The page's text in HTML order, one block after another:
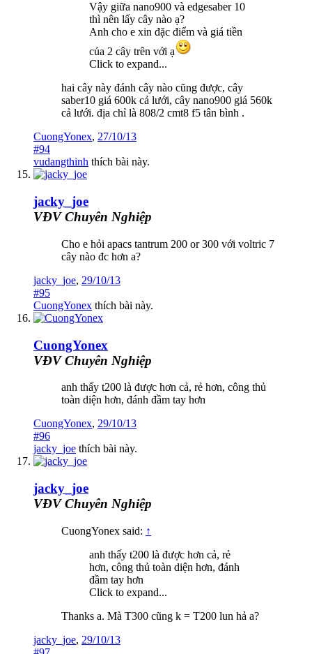
Vậy giữa nano900 và edgesaber 10
thì nên lấy cây nào ạ?
Anh cho e xin đặc điểm và giá tiền
của 2 cây trên với ạ
Click to expand...
hai cây này đánh cây nào cũng được, cây
saber10 giá 600k cả lưới, cây nano900 giá 560k
cả lưới. địa chỉ là 808/2 cmt8 f5 tân bình .
CuongYonex, 27/10/13
#94
vudangthinh thích bài này.
jacky_joe
VĐV Chuyên Nghiệp
Cho e hỏi apacs tantrum 200 or 300 với voltric 7
cây nào đc hơn a?
jacky_joe, 29/10/13
#95
CuongYonex thích bài này.
CuongYonex
VĐV Chuyên Nghiệp
anh thấy t200 là được hơn cả, rẻ hơn, công thủ
toàn diện hơn, đánh đầm tay hơn
CuongYonex, 29/10/13
#96
jacky_joe thích bài này.
jacky_joe
VĐV Chuyên Nghiệp
CuongYonex said: ↑
anh thấy t200 là được hơn cả, rẻ
hơn, công thủ toàn diện hơn, đánh
đầm tay hơn
Click to expand...
Thanks a. Mà T300 cũng k = T200 lun hả a?
jacky_joe, 29/10/13